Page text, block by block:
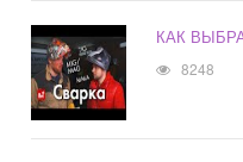
КАК
8248